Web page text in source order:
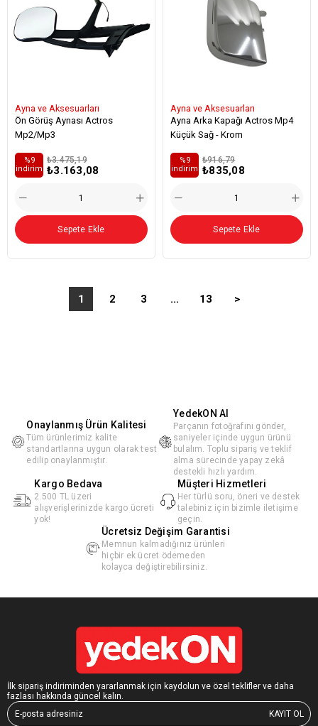
Ayna ve Aksesuarları
Ön Görüş Aynası Actros
Mp2/Mp3
₺3.163,08
₺3.475,19
%9
i̇ndirim
Sepete Ekle
Ayna ve Aksesuarları
Ayna Arka Kapağı Actros Mp4
Küçük Sağ - Krom
₺835,08
₺916,79
%9
i̇ndirim
Sepete Ekle
1 2 3 ... 13 >
Onaylanmış Ürün Kalitesi
Tüm ürünlerimiz kalite
standartlarına uygun olarak test
edilip onaylanmıştır.
YedekON AI
Parçanın fotoğrafını gönder,
saniyeler içinde uygun ürünü
bulalım. Toplu sipariş ve teklif
alma sürecinde yapay zekâ
destekli hızlı yardım.
Kargo Bedava
2.500 TL üzeri
alışverişlerinizde kargo ücreti
yok!
Müşteri Hizmetleri
Her türlü soru, öneri ve destek
talebiniz için bizimle iletişime
geçin.
Ücretsiz Değişim Garantisi
Memnun kalmadığınız ürünleri
hiçbir ek ücret ödemeden
kolayca değiştirebilirsiniz.
İlk sipariş indiriminden yararlanmak için kaydolun ve özel teklifler ve daha
fazlası hakkında güncel kalın.
KAYIT OL